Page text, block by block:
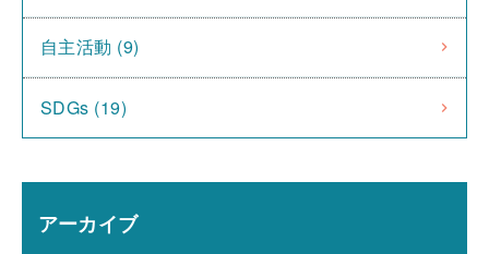
自主活動 (9)
SDGs (19)
アーカイブ